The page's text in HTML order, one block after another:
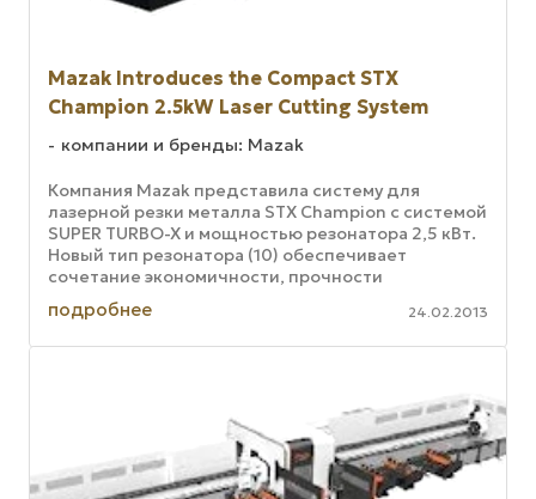
Mazak Introduces the Compact STX
Champion 2.5kW Laser Cutting System
компании и бренды: Mazak
Компания Mazak представила систему для
лазерной резки металла STX Champion с системой
SUPER TURBO-X и мощностью резонатора 2,5 кВт.
Новый тип резонатора (10) обеспечивает
сочетание экономичности, прочности
конструкции и высокого качества обработки, ...
подробнее 24.02.2013